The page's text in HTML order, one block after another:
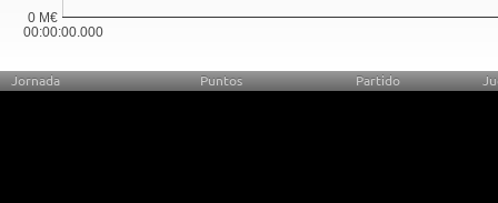
00:00:00.000
0 M€
Jornada Puntos Partido